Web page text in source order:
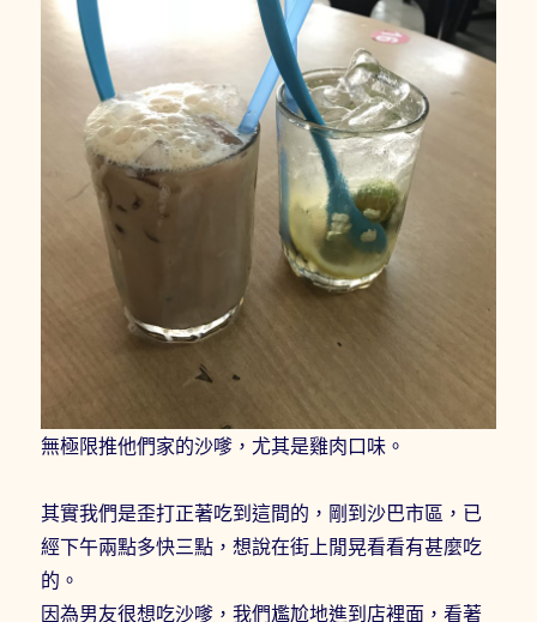
無極限推他們家的沙嗲，尤其是雞肉口味。
其實我們是歪打正著吃到這間的，剛到沙巴市區，已
經下午兩點多快三點，想說在街上閒晃看看有甚麼吃
的。
因為男友很想吃沙嗲，我們尷尬地進到店裡面，看著